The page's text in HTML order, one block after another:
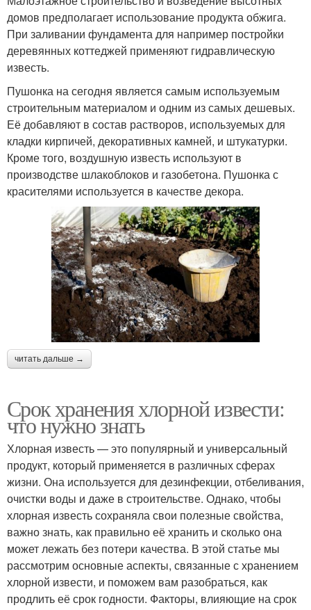
домов предполагает использование продукта обжига.
При заливании фундамента для например постройки
деревянных коттеджей применяют гидравлическую
известь.
Пушонка на сегодня является самым используемым
строительным материалом и одним из самых дешевых.
Её добавляют в состав растворов, используемых для
кладки кирпичей, декоративных камней, и штукатурки.
Кроме того, воздушную известь используют в
производстве шлакоблоков и газобетона. Пушонка с
красителями используется в качестве декора.
читать дальше →
Срок хранения хлорной извести:
что нужно знать
Хлорная известь — это популярный и универсальный
продукт, который применяется в различных сферах
жизни. Она используется для дезинфекции, отбеливания,
очистки воды и даже в строительстве. Однако, чтобы
хлорная известь сохраняла свои полезные свойства,
важно знать, как правильно её хранить и сколько она
может лежать без потери качества. В этой статье мы
рассмотрим основные аспекты, связанные с хранением
хлорной извести, и поможем вам разобраться, как
продлить её срок годности. Факторы, влияющие на срок